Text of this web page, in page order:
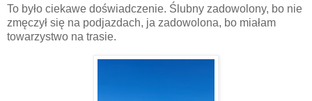
To było ciekawe doświadczenie. Ślubny zadowolony, bo nie
zmęczył się na podjazdach, ja zadowolona, bo miałam
towarzystwo na trasie.